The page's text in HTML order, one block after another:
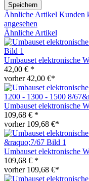
Speichern
Ähnliche Artikel Kunden
angesehen
Ähnliche Artikel
Umbauset elektronische
42,00 € *
vorher 42,00 €*
Umbauset elektronische
109,68 € *
vorher 109,68 €*
Umbauset elektronische
109,68 € *
vorher 109,68 €*